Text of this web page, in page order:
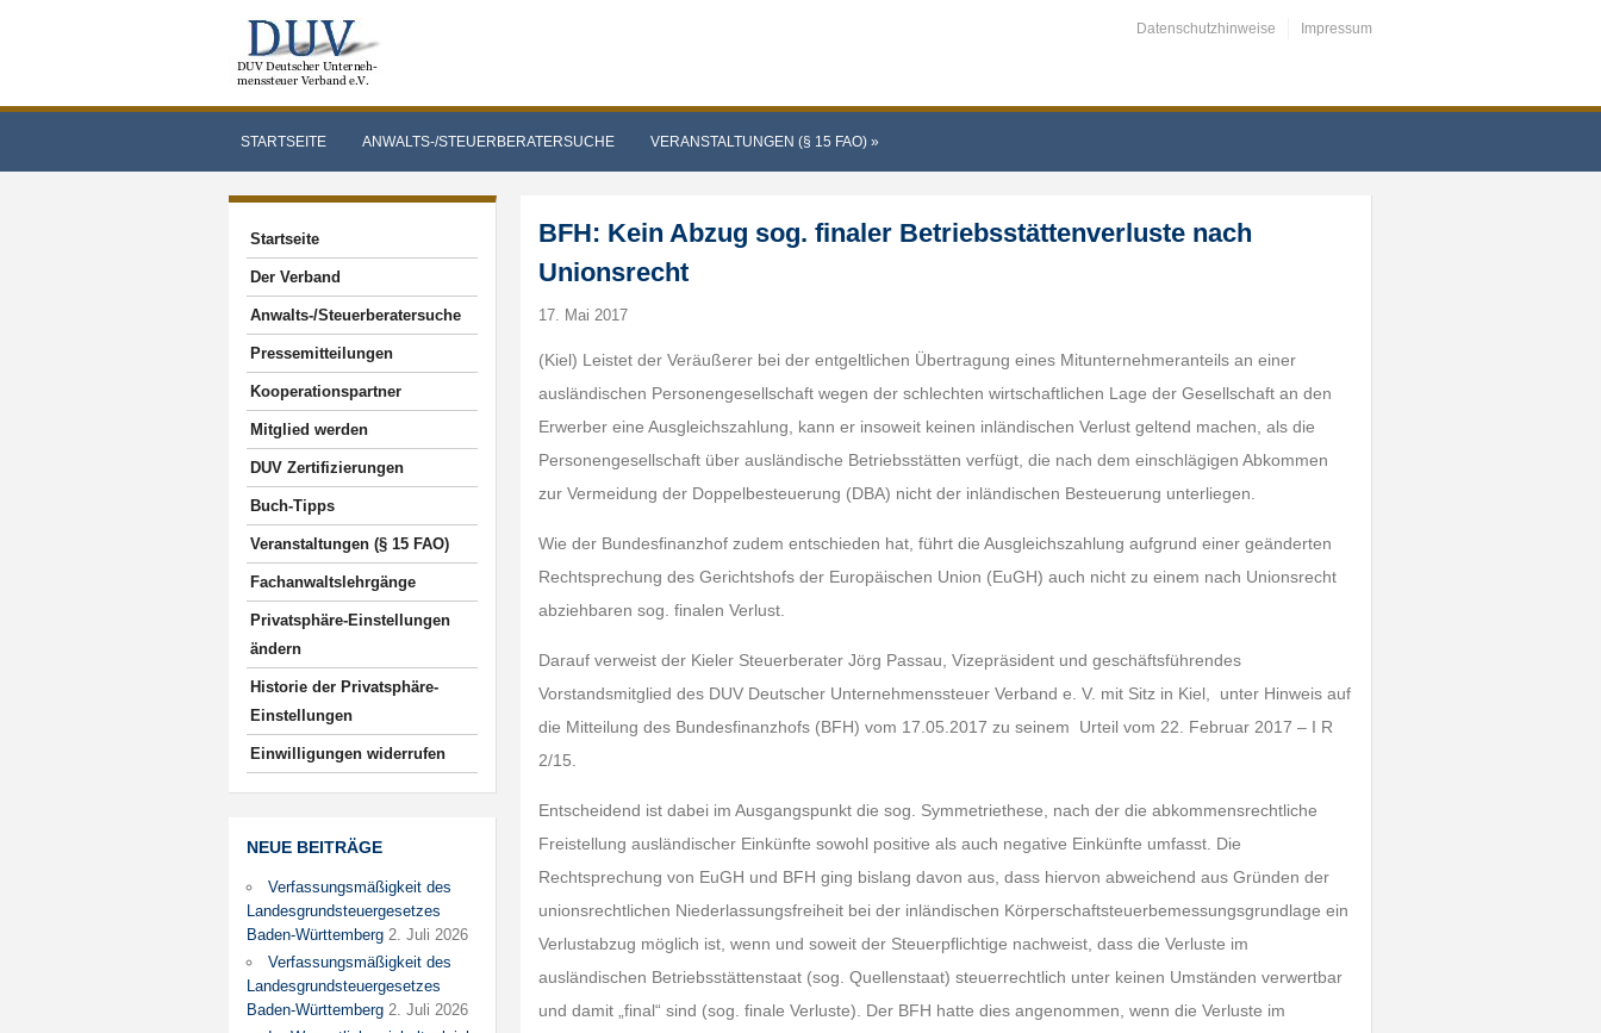
Datenschutzhinweise Impressum
STARTSEITE ANWALTS-/STEUERBERATERSUCHE VERANSTALTUNGEN (§ 15 FAO) »
Startseite
Der Verband
Anwalts-/Steuerberatersuche
Pressemitteilungen
Kooperationspartner
Mitglied werden
DUV Zertifizierungen
Buch-Tipps
Veranstaltungen (§ 15 FAO)
Fachanwaltslehrgänge
Privatsphäre-Einstellungen
ändern
Historie der Privatsphäre-
Einstellungen
Einwilligungen widerrufen
NEUE BEITRÄGE
Verfassungsmäßigkeit des
Landesgrundsteuergesetzes
Baden-Württemberg 2. Juli 2026
Verfassungsmäßigkeit des
Landesgrundsteuergesetzes
Baden-Württemberg 2. Juli 2026
BFH: Kein Abzug sog. finaler Betriebsstättenverluste nach
Unionsrecht
17. Mai 2017
(Kiel) Leistet der Veräußerer bei der entgeltlichen Übertragung eines Mitunternehmeranteils an einer
ausländischen Personengesellschaft wegen der schlechten wirtschaftlichen Lage der Gesellschaft an den
Erwerber eine Ausgleichszahlung, kann er insoweit keinen inländischen Verlust geltend machen, als die
Personengesellschaft über ausländische Betriebsstätten verfügt, die nach dem einschlägigen Abkommen
zur Vermeidung der Doppelbesteuerung (DBA) nicht der inländischen Besteuerung unterliegen.
Wie der Bundesfinanzhof zudem entschieden hat, führt die Ausgleichszahlung aufgrund einer geänderten
Rechtsprechung des Gerichtshofs der Europäischen Union (EuGH) auch nicht zu einem nach Unionsrecht
abziehbaren sog. finalen Verlust.
Darauf verweist der Kieler Steuerberater Jörg Passau, Vizepräsident und geschäftsführendes
Vorstandsmitglied des DUV Deutscher Unternehmenssteuer Verband e. V. mit Sitz in Kiel, unter Hinweis auf
die Mitteilung des Bundesfinanzhofs (BFH) vom 17.05.2017 zu seinem Urteil vom 22. Februar 2017 – I R
2/15.
Entscheidend ist dabei im Ausgangspunkt die sog. Symmetriethese, nach der die abkommensrechtliche
Freistellung ausländischer Einkünfte sowohl positive als auch negative Einkünfte umfasst. Die
Rechtsprechung von EuGH und BFH ging bislang davon aus, dass hiervon abweichend aus Gründen der
unionsrechtlichen Niederlassungsfreiheit bei der inländischen Körperschaftsteuerbemessungsgrundlage ein
Verlustabzug möglich ist, wenn und soweit der Steuerpflichtige nachweist, dass die Verluste im
ausländischen Betriebsstättenstaat (sog. Quellenstaat) steuerrechtlich unter keinen Umständen verwertbar
und damit „final“ sind (sog. finale Verluste). Der BFH hatte dies angenommen, wenn die Verluste im